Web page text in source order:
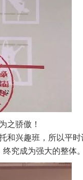
之骄傲！
和兴趣班，所以平
究成为强大的整体。